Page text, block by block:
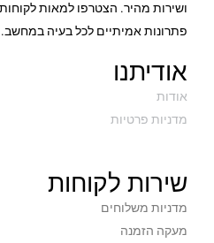
ושירות מהיר. הצטרפו למאות
פתרונות אמיתיים לכל בעיה במחשב.
אודיתנו
אודות
מדניות פרטיות
שירות לקוחות
מדניות משלוחים
מעקה הזמנה